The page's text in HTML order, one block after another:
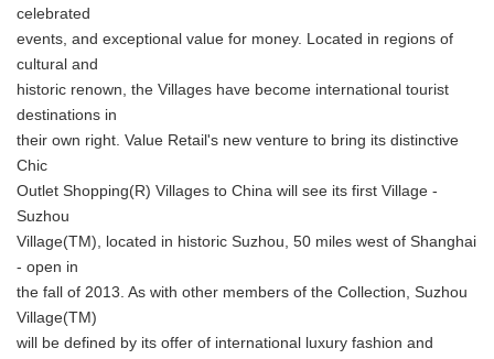
celebrated
events, and exceptional value for money. Located in regions of
cultural and
historic renown, the Villages have become international tourist
destinations in
their own right. Value Retail's new venture to bring its distinctive
Chic
Outlet Shopping(R) Villages to China will see its first Village -
Suzhou
Village(TM), located in historic Suzhou, 50 miles west of Shanghai
- open in
the fall of 2013. As with other members of the Collection, Suzhou
Village(TM)
will be defined by its offer of international luxury fashion and